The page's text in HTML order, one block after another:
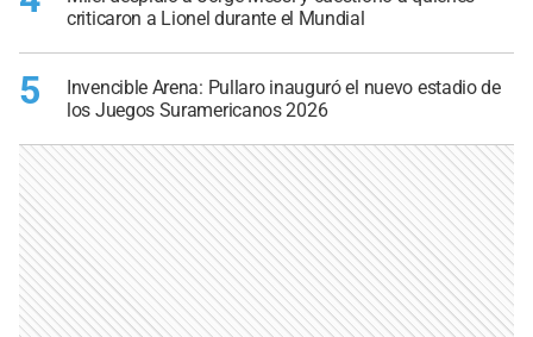
criticaron a Lionel durante el Mundial
5
Invencible Arena: Pullaro inauguró el nuevo estadio de
los Juegos Suramericanos 2026